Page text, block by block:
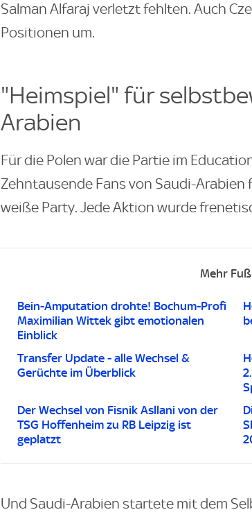
Salman Alfaraj verletzt fehlten. Auch
Positionen um.
"Heimspiel" für
Arabien
Für die Polen war die Partie im
Zehntausende Fans von Saudi-
weiße Party. Jede Aktion wurde
Mehr
Bein-Amputation drohte! Bochum-Profi
Maximilian Wittek gibt emotionalen
Einblick
Transfer Update - alle Wechsel &
Gerüchte im Überblick
Der Wechsel von Fisnik Asllani von der
TSG Hoffenheim zu RB Leipzig ist
geplatzt
Und Saudi-Arabien startete mit dem